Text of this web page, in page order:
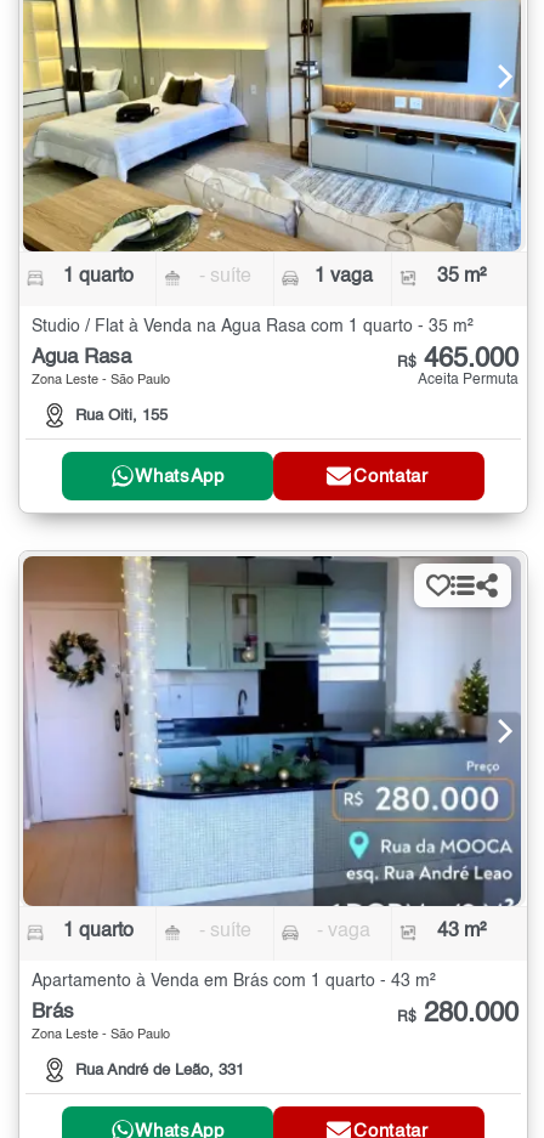
1 quarto - suíte 1 vaga 35 m²
Studio / Flat à Venda na Água Rasa com 1 quarto - 35 m²
Água Rasa
Zona Leste - São Paulo
Rua Oiti, 155
R$ 465.000
Aceita Permuta
WhatsApp Contatar
1 quarto - suíte - vaga 43 m²
Apartamento à Venda em Brás com 1 quarto - 43 m²
Brás
Zona Leste - São Paulo
Rua André de Leão, 331
R$ 280.000
WhatsApp Contatar